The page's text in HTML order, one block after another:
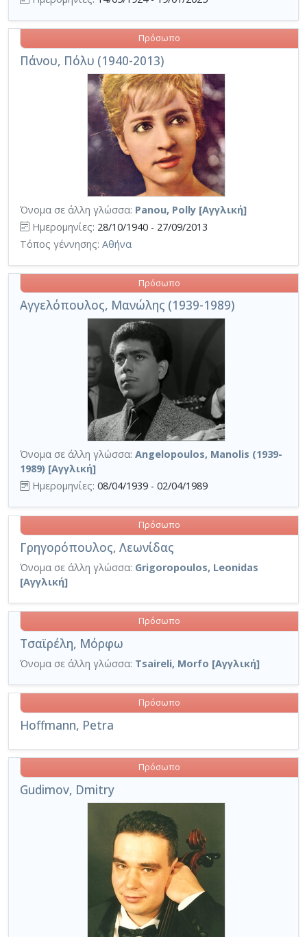
Πάνου, Πόλυ (1940-2013)
Πρόσωπο
Όνομα σε άλλη γλώσσα: Panou, Polly [Αγγλική]
Ημερομηνίες: 28/10/1940 - 27/09/2013
Τόπος γέννησης: Αθήνα
Αγγελόπουλος, Μανώλης (1939-1989)
Πρόσωπο
Όνομα σε άλλη γλώσσα: Angelopoulos, Manolis (1939-
1989) [Αγγλική]
Ημερομηνίες: 08/04/1939 - 02/04/1989
Γρηγορόπουλος, Λεωνίδας
Πρόσωπο
Όνομα σε άλλη γλώσσα: Grigoropoulos, Leonidas
[Αγγλική]
Τσαϊρέλη, Μόρφω
Πρόσωπο
Όνομα σε άλλη γλώσσα: Tsaireli, Morfo [Αγγλική]
Hoffmann, Petra
Πρόσωπο
Gudimov, Dmitry
Πρόσωπο